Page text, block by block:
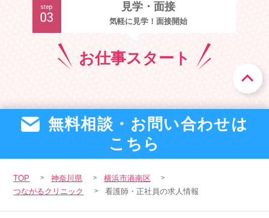
見学・面接
気軽に見学！面接開始
お仕事スタート
無料相談・お問い合わせは
こちら
TOP 神奈川県
横浜市港南区
つながるクリニック
看護師・正社員の求人情報